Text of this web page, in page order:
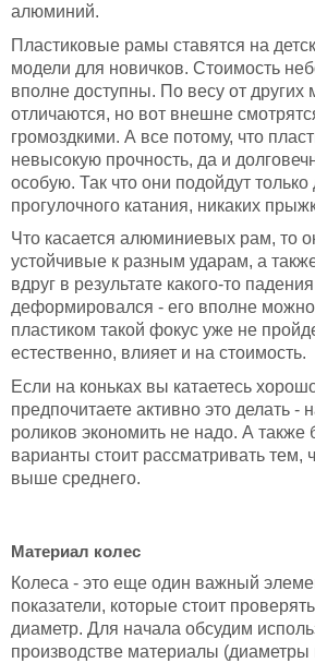
алюминий.
Пластиковые рамы ставятся на
модели для новичков. Стоимость
вполне доступны. По весу от других
отличаются, но вот внешне
громоздкими. А все потому, что
невысокую прочность, да и
особую. Так что они подойдут только
прогулочного катания, никаких
Что касается алюминиевых рам, то
устойчивые к разным ударам, а
вдруг в результате какого-то
деформировался - его вполне
пластиком такой фокус уже не
естественно, влияет и на стоимость.
Если на коньках вы катаетесь
предпочитаете активно это делать -
роликов экономить не надо. А также
варианты стоит рассматривать тем,
выше среднего.
Материал колес
Колеса - это еще один важный
показатели, которые стоит
диаметр. Для начала обсудим
производстве материалы (диаметры